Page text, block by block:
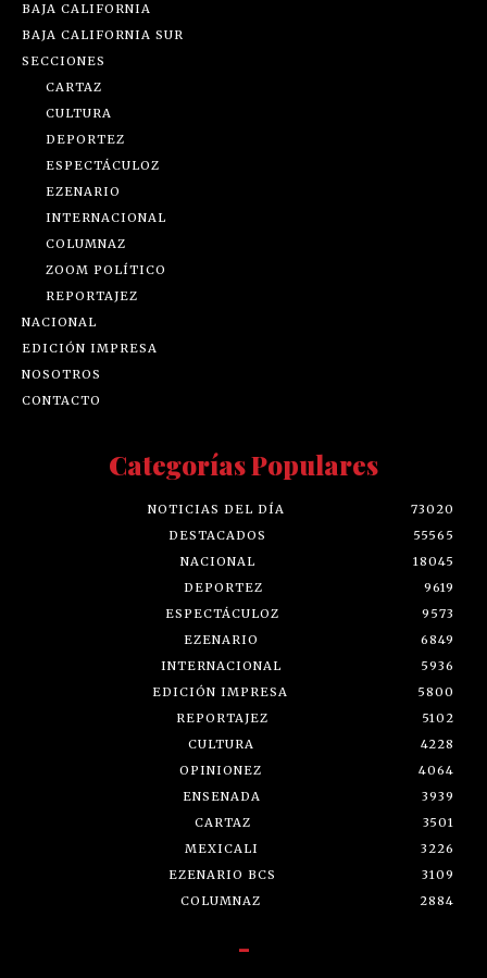
BAJA CALIFORNIA
BAJA CALIFORNIA SUR
SECCIONES
CARTAZ
CULTURA
DEPORTEZ
ESPECTÁCULOZ
EZENARIO
INTERNACIONAL
COLUMNAZ
ZOOM POLÍTICO
REPORTAJEZ
NACIONAL
EDICIÓN IMPRESA
NOSOTROS
CONTACTO
Categorías Populares
NOTICIAS DEL DÍA
73020
DESTACADOS
55565
NACIONAL
18045
DEPORTEZ
9619
ESPECTÁCULOZ
9573
EZENARIO
6849
INTERNACIONAL
5936
EDICIÓN IMPRESA
5800
REPORTAJEZ
5102
CULTURA
4228
OPINIONEZ
4064
ENSENADA
3939
CARTAZ
3501
MEXICALI
3226
EZENARIO BCS
3109
COLUMNAZ
2884
-